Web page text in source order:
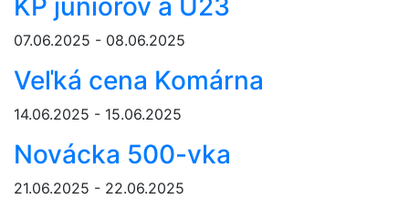
KP juniorov a U23
07.06.2025 - 08.06.2025
Veľká cena Komárna
14.06.2025 - 15.06.2025
Novácka 500-vka
21.06.2025 - 22.06.2025